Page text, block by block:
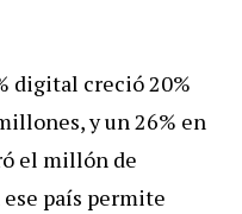
digital creció 20%
y un 26% en
el millón de
ese país permite